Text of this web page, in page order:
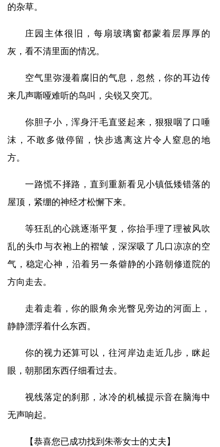
的杂草。
庄园主体很旧，每扇玻璃窗都蒙着层厚厚的
灰，看不清里面的情况。
空气里弥漫着腐旧的气息，忽然，你的耳边传
来几声嘶哑难听的鸟叫，尖锐又突兀。
你胆子小，浑身汗毛直竖起来，狠狠咽了口唾
沫，不敢多做停留，快步逃离这片令人窒息的地
方。
一路慌不择路，直到重新看见小镇低矮错落的
屋顶，紧绷的神经才松懈下来。
等狂乱的心跳逐渐平复，你抬手理了理被风吹
乱的头巾与衣袍上的褶皱，深深吸了几口凉凉的空
气，稳定心神，沿着另一条僻静的小路朝修道院的
方向走去。
走着走着，你的眼角余光瞥见旁边的河面上，
静静漂浮着什么东西。
你的视力还算可以，往河岸边走近几步，眯起
眼，朝那团东西仔细看过去。
视线落定的刹那，冰冷的机械提示音在脑海中
无声响起。
【恭喜您已成功找到朱蒂女士的丈夫】